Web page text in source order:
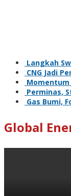
Langkah
CNG Jadi
Perminas,
Gas Bumi,
Global